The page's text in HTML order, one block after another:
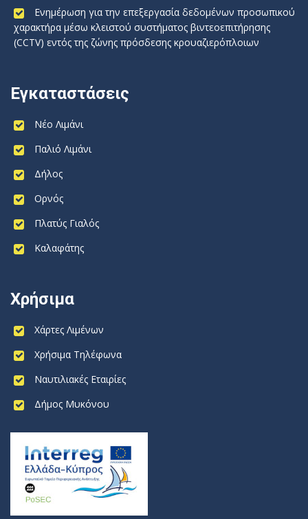
Ενημέρωση για την επεξεργασία δεδομένων προσωπικού
χαρακτήρα μέσω κλειστού συστήματος βιντεοεπιτήρησης
(CCTV) εντός της ζώνης πρόσδεσης κρουαζιερόπλοιων
Εγκαταστάσεις
Νέο Λιμάνι
Παλιό Λιμάνι
Δήλος
Ορνός
Πλατύς Γιαλός
Καλαφάτης
Χρήσιμα
Χάρτες Λιμένων
Χρήσιμα Τηλέφωνα
Ναυτιλιακές Εταιρίες
Δήμος Μυκόνου